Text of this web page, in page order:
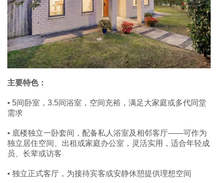
主要特色：
• 5间卧室，3.5间浴室，空间充裕，满足大家庭或多代同堂
需求
• 底楼独立一卧套间，配备私人浴室及相邻客厅——可作为
独立居住空间、出租或家庭办公室，灵活实用，适合年轻成
员、长辈或访客
• 独立正式客厅，为接待宾客或安静休憩提供理想空间